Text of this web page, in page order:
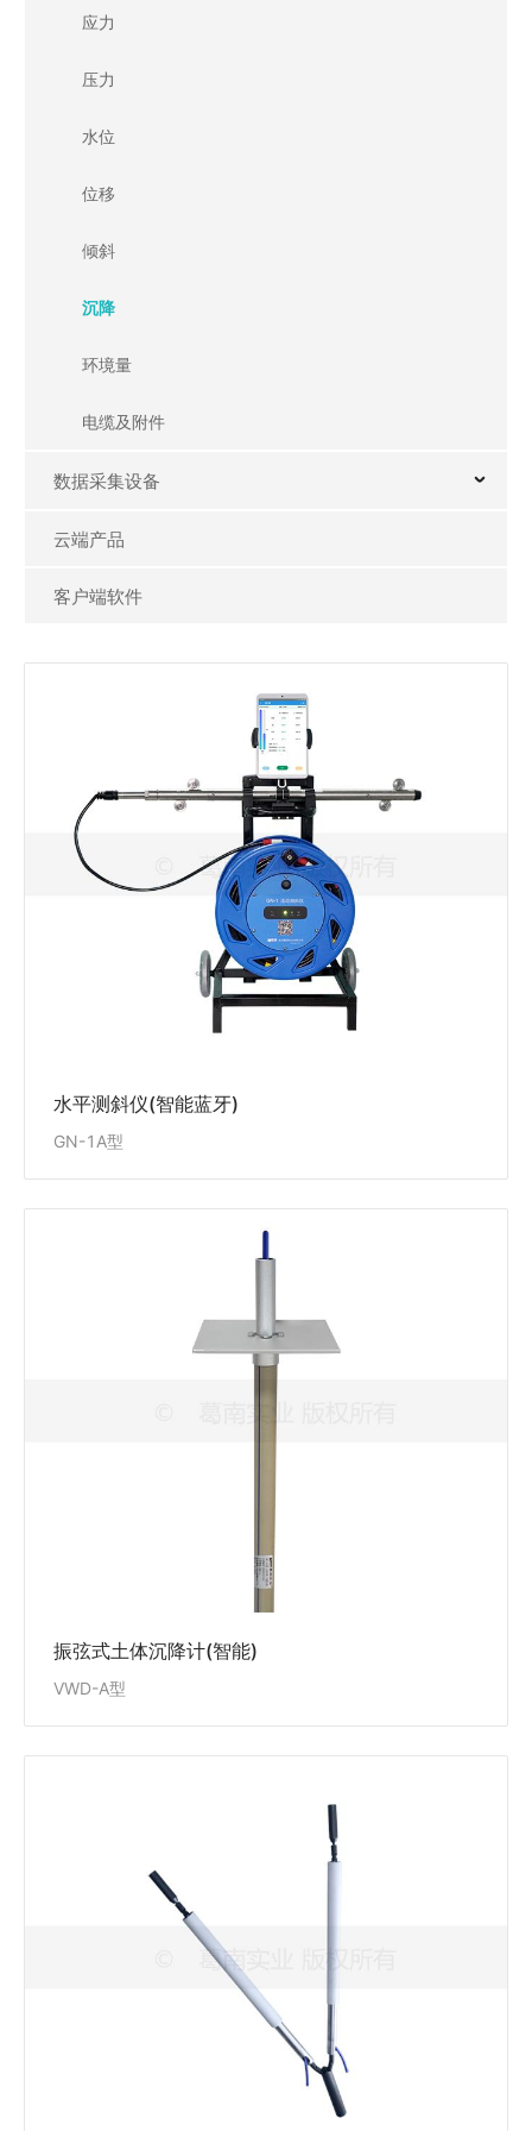
全功能读数仪
协议转换模块
葛南云®基础数据云
葛南云®小程序
大坝安全监测云平台
Genan Cloud Data Screen
客户端软件
DataMint® Collection数据采集系统
DataMint® Tunel隧洞监测系统
DataMint® HAT手机端APP
应力
压力
水位
位移
倾斜
沉降
环境量
电缆及附件
数据采集设备
云端产品
客户端软件
水平测斜仪(智能蓝牙)
GN-1A型
水平测斜仪(智能蓝牙)
GN-1A型
GN-1A型水平测斜仪(智能蓝牙)适用于测量土石坝、面
板坝、岩土边坡、土建基坑、路基等结构物的垂直位
移，测斜仪配合测斜管可反复使用。测斜仪的测量值由
GN-103Q型测斜仪读数器自动连续读取数据，蓝牙连接
平板或手机，实时处理作图作表，实时同步云平台，工
地现场前方测量后方实时查看编辑，测量结果多方共
享。
View Details
振弦式土体沉降计(智能)
VWD-A型
VWD-A型振弦式土体沉降计(智能)适用于测量土石坝、
边坡、地基等构筑体或其它回填土体的沉降变形，同步
测量埋设点的温度。
振弦式脱空计(智能)
VWD-S型振弦式脱空计(智能)适用于长期测量面板坝的
混凝土面板与垫料层间，及其它混凝土结构物与地基之
间因变形造成的脱空，同步测量埋设点的温度。
View Details